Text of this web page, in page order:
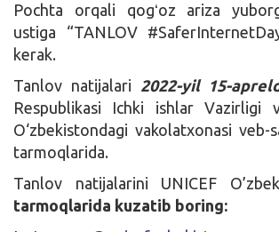
Pochta orqali qogʻoz ariza
ustiga “TANLOV
kerak.
Tanlov natijalari 2022-yil 15-
Respublikasi Ichki ishlar Vazirligi
O‘zbekistondagi vakolatxonasi
tarmoqlarida.
Tanlov natijalarini
UNICEF
tarmoqlarida kuzatib boring: